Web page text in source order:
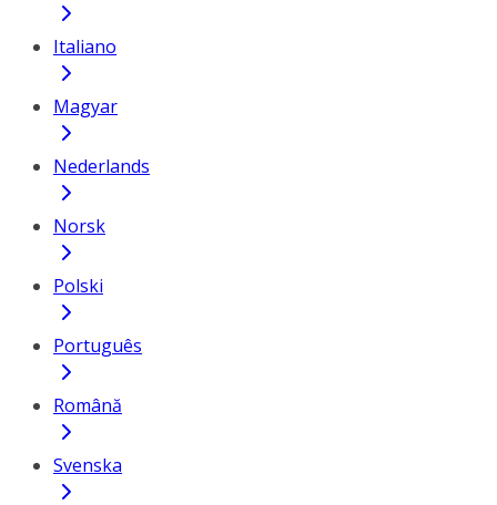
Italiano
Magyar
Nederlands
Norsk
Polski
Português
Română
Svenska